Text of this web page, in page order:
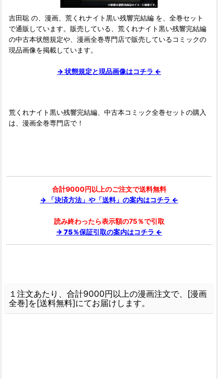
吉田聡 の、漫画、荒くれナイト黒い残響完結編 を、全巻セット
で通販しています。販売している、荒くれナイト黒い残響完結編
の中古本状態規定や、漫画全巻専門店で販売しているコミックの
現品画像を掲載しています。
→ 状態規定と現品画像はコチラ ←
荒くれナイト黒い残響完結編、中古本コミック全巻セットの購入
は、漫画全巻専門店で！
合計9000円以上のご注文で送料無料
→ 「決済方法」や「送料」の案内はコチラ ←
読み終わったら表示額の75％で引取
→ 75％保証引取の案内はコチラ ←
１注文あたり、合計9000円以上の漫画注文で、[漫画
全巻]を[送料無料]にてお届けします。